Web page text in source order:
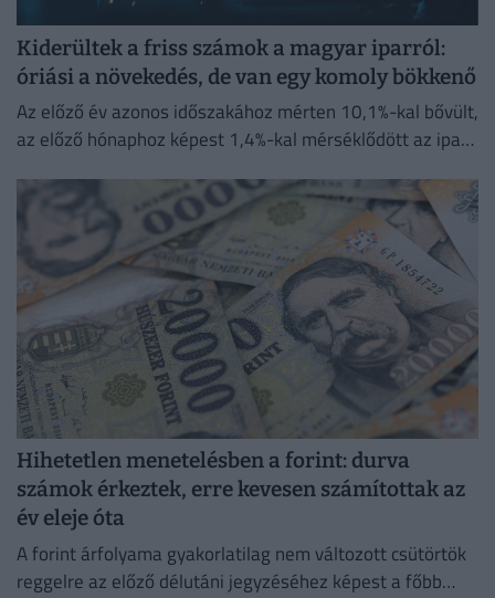
Kiderültek a friss számok a magyar iparról:
óriási a növekedés, de van egy komoly bökkenő
Az előző év azonos időszakához mérten 10,1%-kal bővült,
az előző hónaphoz képest 1,4%-kal mérséklődött az ipari
Hihetetlen menetelésben a forint: durva
számok érkeztek, erre kevesen számítottak az
év eleje óta
A forint árfolyama gyakorlatilag nem változott csütörtök
reggelre az előző délutáni jegyzéséhez képest a főbb